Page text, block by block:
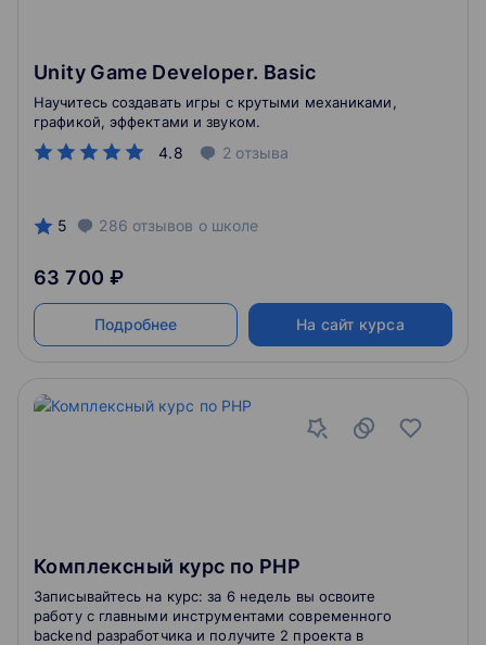
Unity Game Developer. Basic
4.8 2 отзыва
Научитесь создавать игры с крутыми механиками,
графикой, эффектами и звуком.
5 286 отзывов о школе
63 700 ₽
Подробнее На сайт курса
Комплексный курс по PHP
Записывайтесь на курс: за 6 недель вы освоите
работу с главными инструментами современного
backend разработчика и получите 2 проекта в